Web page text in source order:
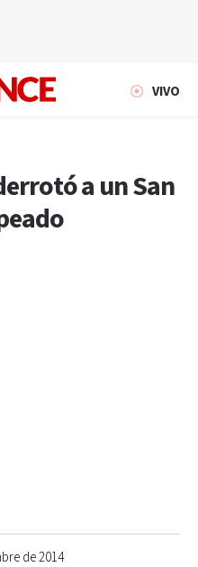
VIVO
a un San
de 2014